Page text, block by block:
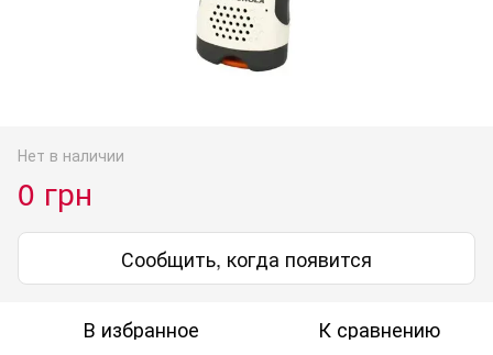
Нет в наличии
0 грн
Сообщить, когда появится
В избранное К сравнению